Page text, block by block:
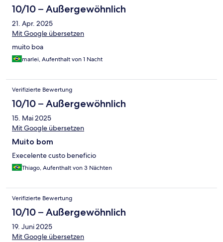
10/10 – Außergewöhnlich
21. Apr. 2025
Mit Google übersetzen
muito boa
marlei, Aufenthalt von 1 Nacht
Verifizierte Bewertung
10/10 – Außergewöhnlich
15. Mai 2025
Mit Google übersetzen
Muito bom
Execelente custo beneficio
Thiago, Aufenthalt von 3 Nächten
Verifizierte Bewertung
10/10 – Außergewöhnlich
19. Juni 2025
Mit Google übersetzen